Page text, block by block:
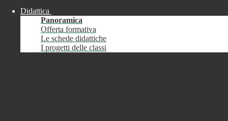
Chiudi
Informazione
Didattica
Panoramica
Offerta formativa
Le schede didattiche
I progetti delle classi